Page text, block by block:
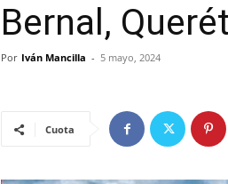
Bernal,
Por Iván Mancilla - 5 mayo, 2024
Cuota